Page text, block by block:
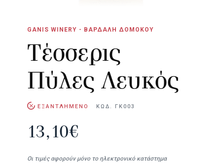
GANIS WINERY - ΒΑΡΔΑΛΗ ΔΟΜΟΚΟΥ
Τέσσερις
Πύλες Λευκός
ΕΞΑΝΤΛΗΜΕΝΟ ΚΩΔ. ΓΚ003
13,10€
Οι τιμές αφορούν μόνο το ηλεκτρονικό κατάστημα